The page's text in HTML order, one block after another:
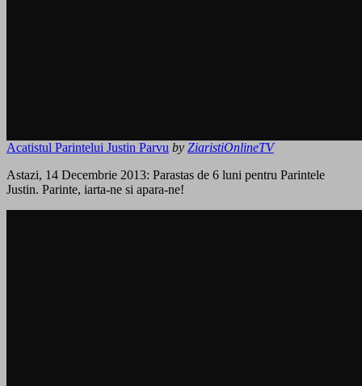
Acatistul Parintelui Justin Parvu by ZiaristiOnlineTV
Astazi, 14 Decembrie 2013: Parastas de 6 luni pentru Parintele
Justin. Parinte, iarta-ne si apara-ne!